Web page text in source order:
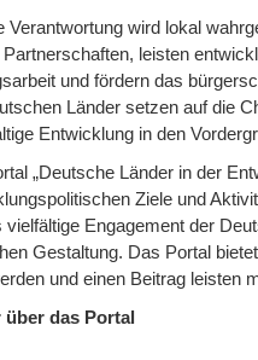
Verantwortung wird lokal
Partnerschaften, leisten
und fördern das
Länder setzen auf die
Entwicklung in den
„Deutsche Länder in der
Ziele und
vielfältige Engagement der
Gestaltung. Das Portal
und einen Beitrag leisten
über das Portal